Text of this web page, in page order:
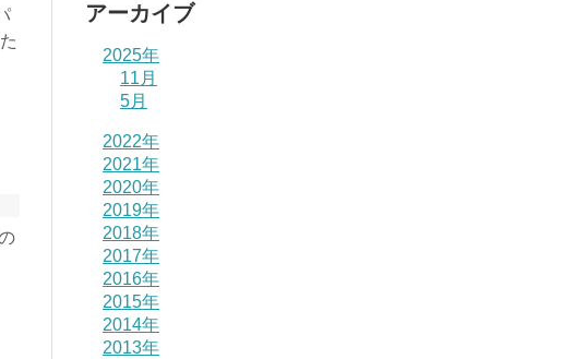
アーカイブ
2025年
11月
5月
2022年
2021年
2020年
2019年
2018年
2017年
2016年
2015年
2014年
2013年